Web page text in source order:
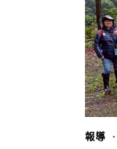
報導